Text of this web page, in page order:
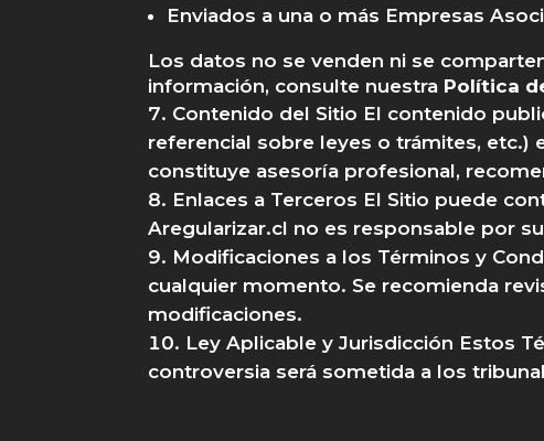
Enviados a una o más Empresas
Los datos no se venden ni se
información, consulte nuestra Política
Contenido del Sitio El contenido
referencial sobre leyes o trámites, etc.)
constituye asesoría profesional,
Enlaces a Terceros El Sitio puede
Aregularizar.cl no es responsable por
Modificaciones a los Términos y
cualquier momento. Se recomienda
modificaciones.
Ley Aplicable y Jurisdicción Estos
controversia será sometida a los